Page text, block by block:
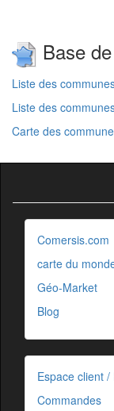
Base
Liste des
Liste des
Carte des
Comersis.com
carte du
Géo-Market
Blog
Espace client
Commandes